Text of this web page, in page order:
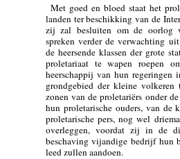
Met goed en bloed staat het
landen ter beschikking van de
zij zal besluiten om de oorlog
spreken verder de verwachting
de heersende klassen der grote
proletariaat te wapen roepen
heerschappij van hun regeringen
grondgebied der kleine
zonen van de proletariërs onder
hun proletarische ouders, van de
proletarische pers, nog wel
overleggen, voordat zij in de
beschaving vijandige bedrijf hun
leed zullen aandoen.